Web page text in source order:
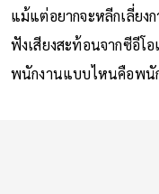
แม้แต่อยากจะหลีกเลี่ยง
ฟังเสียงสะท้อนจากซีอีโ
พนักงานแบบไหนคือพนั